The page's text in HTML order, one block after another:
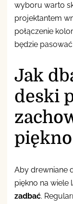
wyboru warto
projektantem
połączenie
będzie
Jak
deski
Aby drewniane
piękno na wiele
zadbać.